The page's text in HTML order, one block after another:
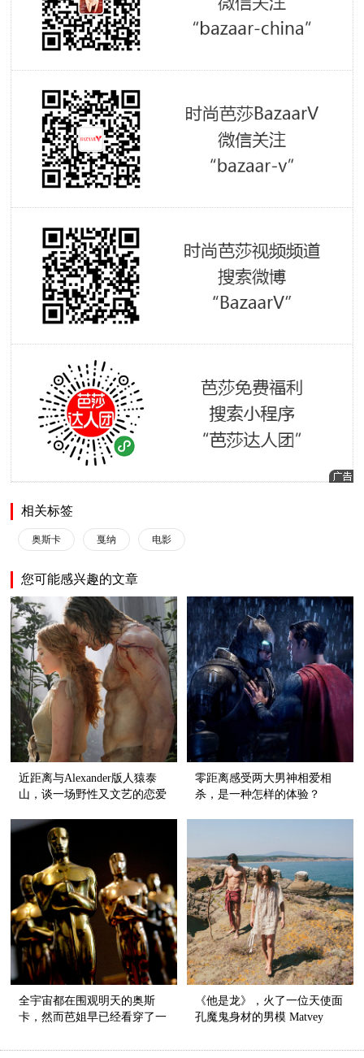
相关标签
奥斯卡 戛纳 电影
您可能感兴趣的文章
近距离与Alexander版人猿泰
山，谈一场野性又文艺的恋爱
零距离感受两大男神相爱相
杀，是一种怎样的体验？
全宇宙都在围观明天的奥斯
卡，然而芭姐早已经看穿了一
《他是龙》，火了一位天使面
孔魔鬼身材的男模 Matvey